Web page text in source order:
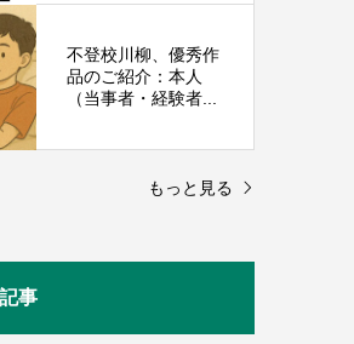
不登校川柳、優秀作
品のご紹介：本人
（当事者・経験者...
もっと見る
事